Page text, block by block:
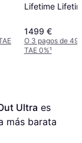
Lifetime
1499 €
O 3 pagos de
TAE 0%¹
Ultra
más barata